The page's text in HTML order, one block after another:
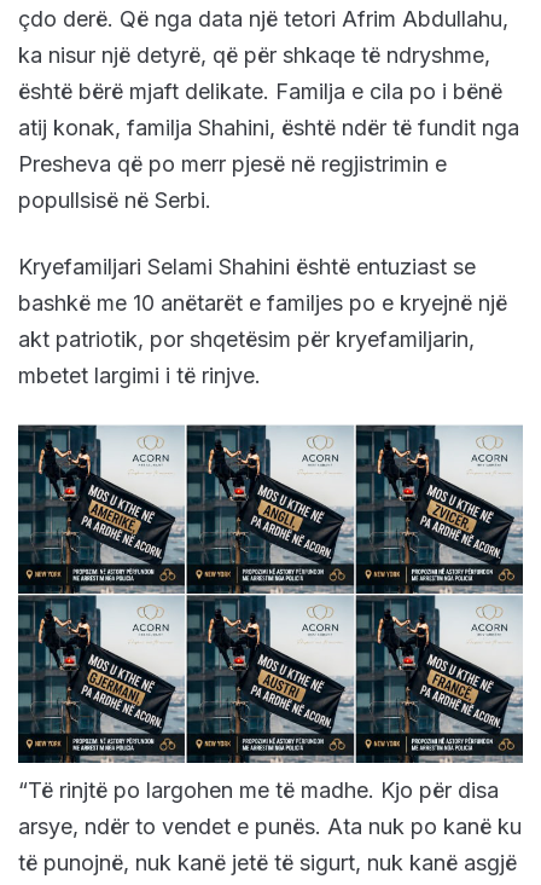
çdo derë. Që nga data një tetori Afrim Abdullahu,
ka nisur një detyrë, që për shkaqe të ndryshme,
është bërë mjaft delikate. Familja e cila po i bënë
atij konak, familja Shahini, është ndër të fundit nga
Presheva që po merr pjesë në regjistrimin e
popullsisë në Serbi.
Kryefamiljari Selami Shahini është entuziast se
bashkë me 10 anëtarët e familjes po e kryejnë një
akt patriotik, por shqetësim për kryefamiljarin,
mbetet largimi i të rinjve.
“Të rinjtë po largohen me të madhe. Kjo për disa
arsye, ndër to vendet e punës. Ata nuk po kanë ku
të punojnë, nuk kanë jetë të sigurt, nuk kanë asgjë